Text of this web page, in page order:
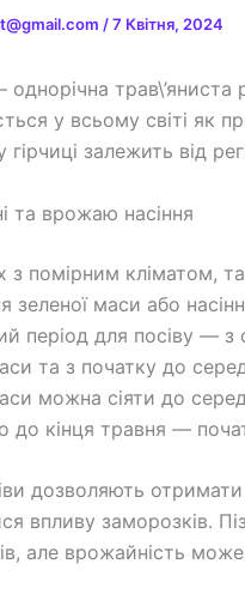
/7 Квітня, 2024
однорічна
у всьому світі як
гірчиці залежить від
та врожаю насіння
з помірним кліматом,
зеленої маси або
період для посіву — з
та з початку до
можна сіяти до
до кінця травня —
дозволяють
впливу заморозків.
але врожайність